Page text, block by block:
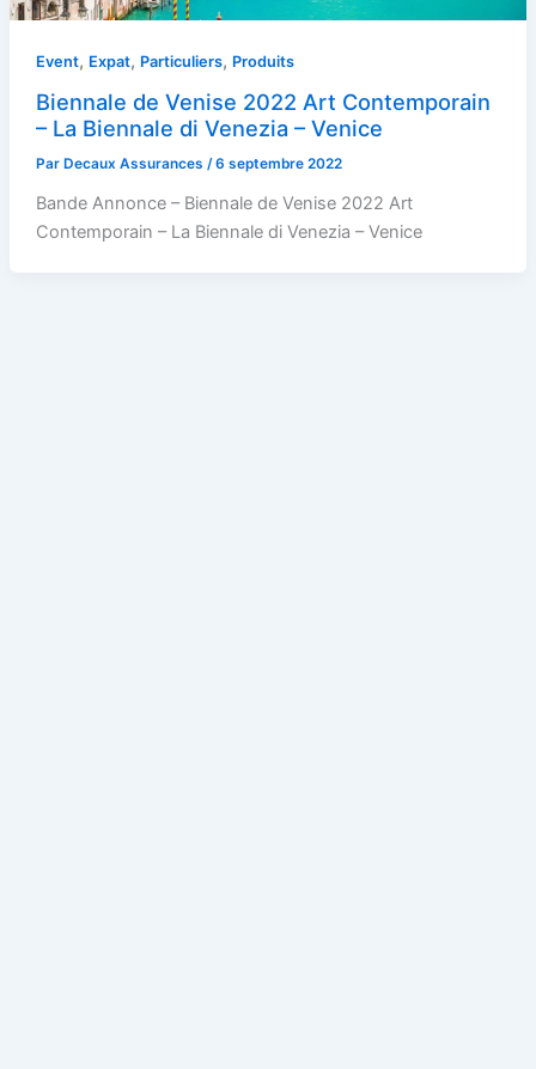
Event, Expat, Particuliers, Produits
Biennale de Venise 2022 Art Contemporain
– La Biennale di Venezia – Venice
Par Decaux Assurances /6 septembre 2022
Bande Annonce – Biennale de Venise 2022 Art
Contemporain – La Biennale di Venezia – Venice